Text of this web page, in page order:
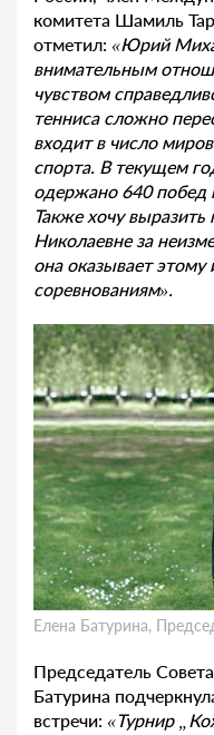
комитета Шамиль
отметил: «Юрий
внимательным
чувством
тенниса сложно
входит в число
спорта. В текущем
одержано 640 побед
Также хочу выразить
Николаевне за
она оказывает
соревнованиям».
Елена Батурина,
Председатель
Батурина
встречи: «Турнир